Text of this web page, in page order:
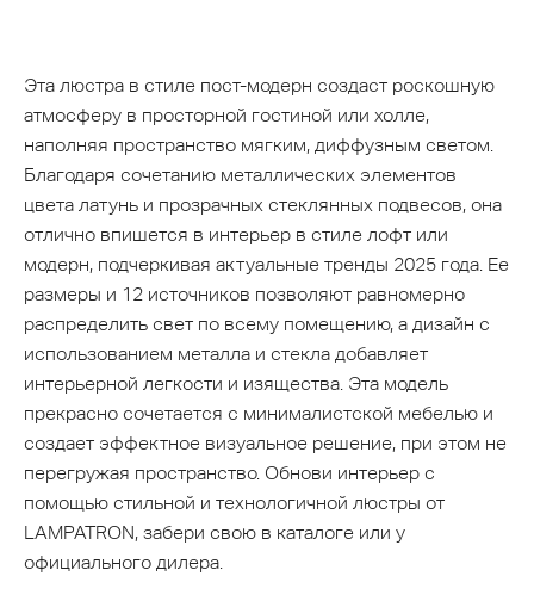
Эта люстра в стиле пост-модерн создаст роскошную
атмосферу в просторной гостиной или холле,
наполняя пространство мягким, диффузным светом.
Благодаря сочетанию металлических элементов
цвета латунь и прозрачных стеклянных подвесов, она
отлично впишется в интерьер в стиле лофт или
модерн, подчеркивая актуальные тренды 2025 года. Ее
размеры и 12 источников позволяют равномерно
распределить свет по всему помещению, а дизайн с
использованием металла и стекла добавляет
интерьерной легкости и изящества. Эта модель
прекрасно сочетается с минималистской мебелью и
создает эффектное визуальное решение, при этом не
перегружая пространство. Обнови интерьер с
помощью стильной и технологичной люстры от
LAMPATRON, забери свою в каталоге или у
официального дилера.